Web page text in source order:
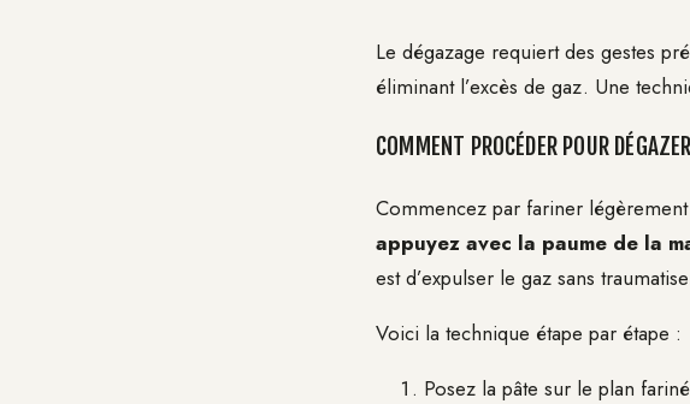
Le dégazage requiert des gestes
éliminant l’excès de gaz. Une
COMMENT PROCÉDER POUR
Commencez par fariner
appuyez avec la paume de la
est d’expulser le gaz sans
Voici la technique étape par étape :
Posez la pâte sur le plan fariné